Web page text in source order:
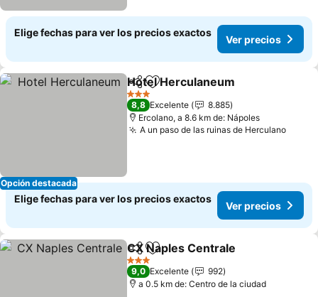
Elige fechas para ver los precios exactos
Ver precios
Opción destacada
CompartirAgregar a favoritos
Hotel Herculaneum
3 Estrellas
8,8 Excelente
8.885
Ercolano, a 8.6 km de: Nápoles
A un paso de las ruinas de HerculanoVer
Elige fechas para ver los precios exactos
Ver precios
CompartirAgregar a favoritos
CX Naples Centrale
3 Estrellas
9,0 Excelente
992
a 0.5 km de: Centro de la ciudad